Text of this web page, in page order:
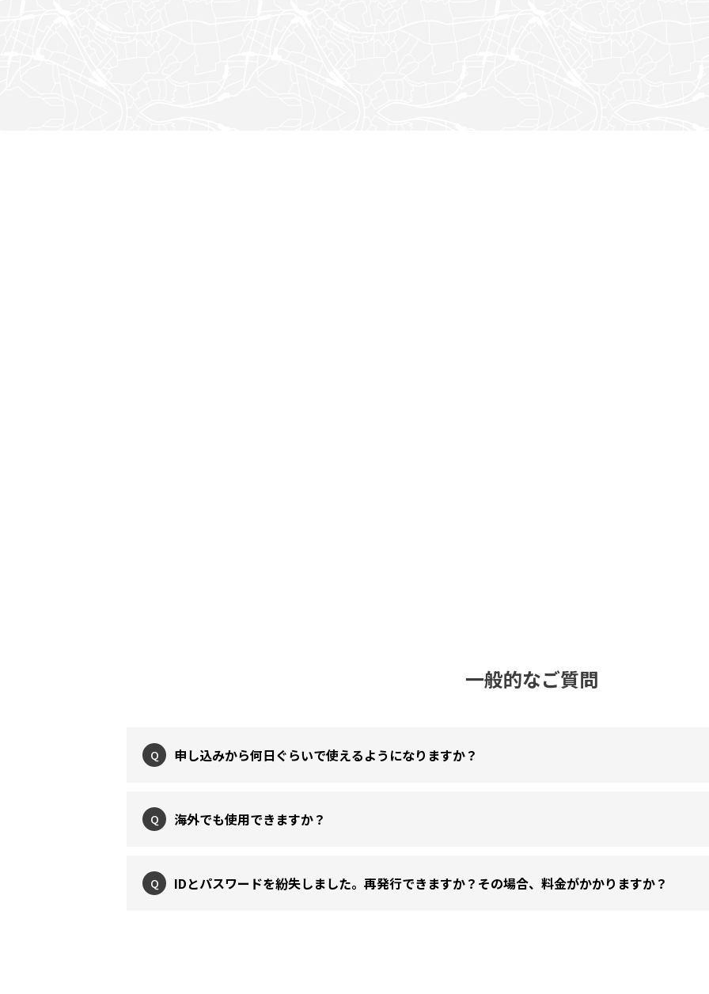
一般的なご質問
Q 申し込みから何日ぐらいで使えるようになりますか？
Q 海外でも使用できますか？
Q IDとパスワードを紛失しました。再発行できますか？その場合、料金がかかりますか？